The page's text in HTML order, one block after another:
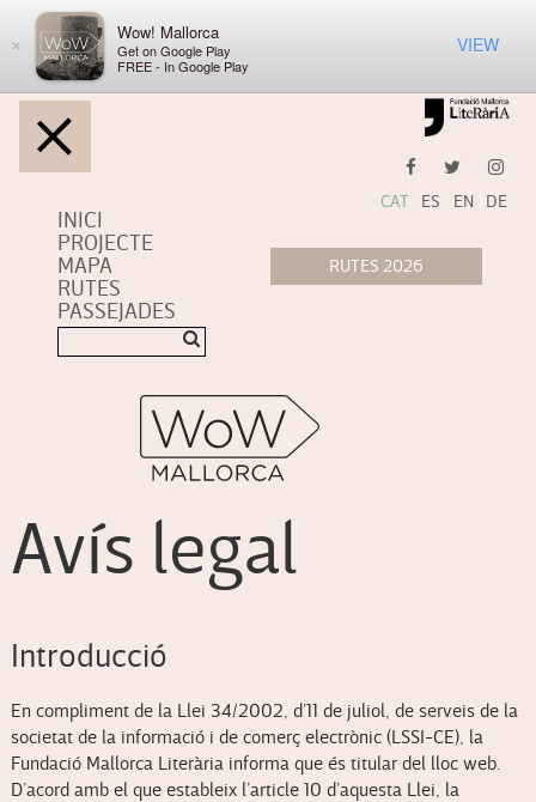
×
Wow! Mallorca
Get on Google Play
FREE - In Google Play
VIEW
INICI
PROJECTE
MAPA
RUTES
PASSEJADES
CAT ES EN DE
Avís legal
Introducció
En compliment de la Llei 34/2002, d’11 de juliol, de serveis de la
societat de la informació i de comerç electrònic (LSSI-CE), la
Fundació Mallorca Literària informa que és titular del lloc web.
D’acord amb el que estableix l’article 10 d’aquesta Llei, la